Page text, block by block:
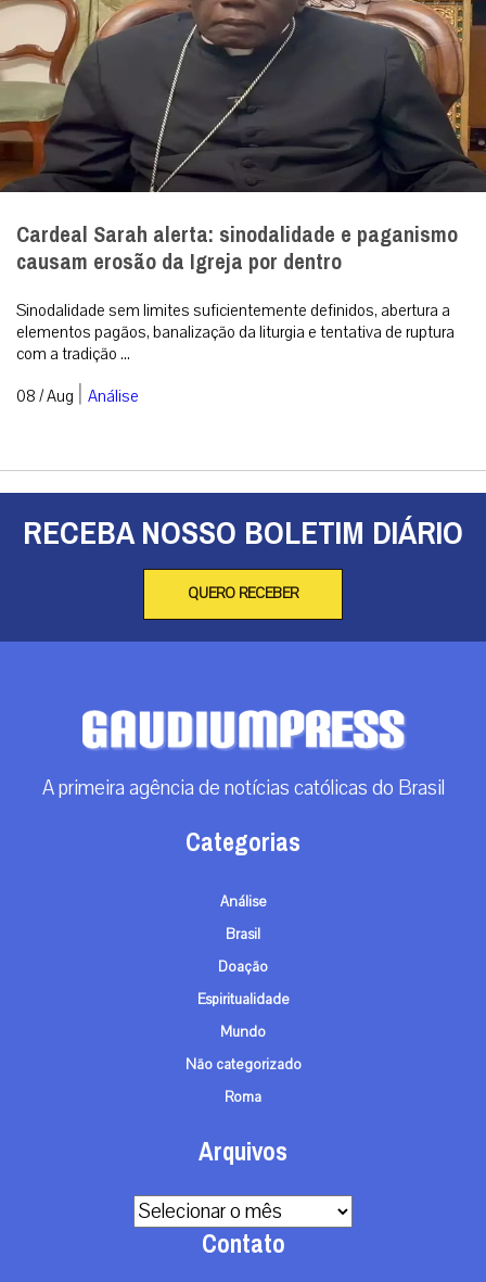
Cardeal Sarah alerta: sinodalidade e paganismo
causam erosão da Igreja por dentro
Sinodalidade sem limites suficientemente definidos, abertura a
elementos pagãos, banalização da liturgia e tentativa de ruptura
com a tradição ...
08 / Aug | Análise
RECEBA NOSSO BOLETIM DIÁRIO
QUERO RECEBER
A primeira agência de notícias católicas do Brasil
Categorias
Análise
Brasil
Doação
Espiritualidade
Mundo
Não categorizado
Roma
Arquivos
Arquivos
Contato